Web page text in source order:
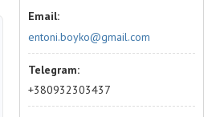
entoni.boyko@gmail.com
+380932303437